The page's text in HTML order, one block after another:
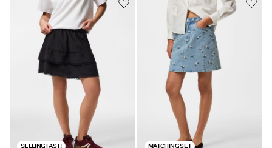
SELLING FAST! MATCHING SET